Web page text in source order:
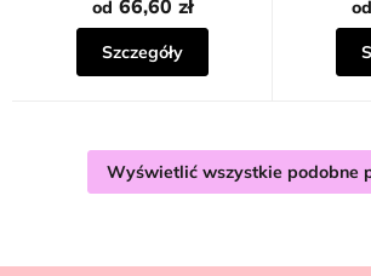
od 66,60 zł
Szczegóły
od
Wyświetlić wszystkie podobne